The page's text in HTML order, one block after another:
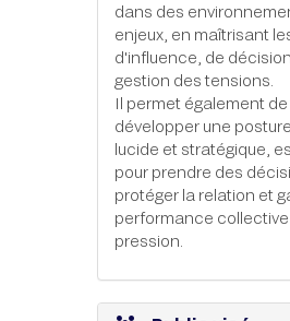
dans des
enjeux, en maîtrisant
d'influence, de
gestion des tensions.
Il permet également de
développer une
lucide et stratégique,
pour prendre des
protéger la relation et
performance collective
pression.